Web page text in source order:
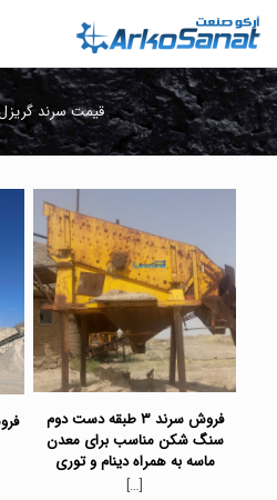
قیمت سرند گریزل
فروش سرند ۳ طبقه دست دوم
سنگ شکن مناسب برای معدن
ماسه به همراه دینام و توری
[…]